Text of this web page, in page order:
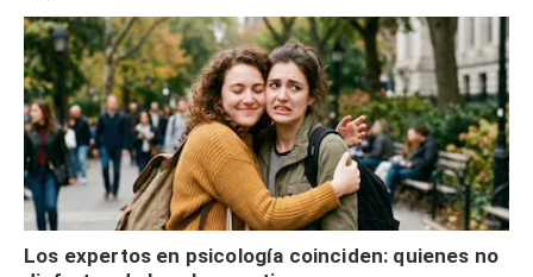
Los expertos en psicología coinciden: quienes no